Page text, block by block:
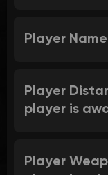
Player
Player
player is
Player